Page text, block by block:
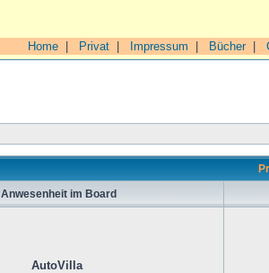
Home Privat Impressum Bücher|
Anwesenheit im Board
AutoVilla